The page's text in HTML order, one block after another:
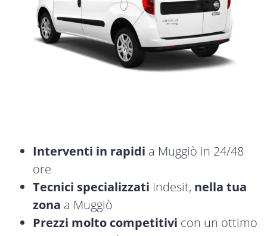
Interventi in rapidi a Muggiò in 24/48
ore
Tecnici specializzati Indesit, nella tua
zona a Muggiò
Prezzi molto competitivi con un ottimo